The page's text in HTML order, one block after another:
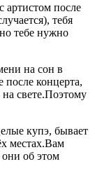
артистом после
тебя
тебе нужно
на сон в
после концерта,
на свете.Поэтому
купэ, бывает
местах.Вам
об этом